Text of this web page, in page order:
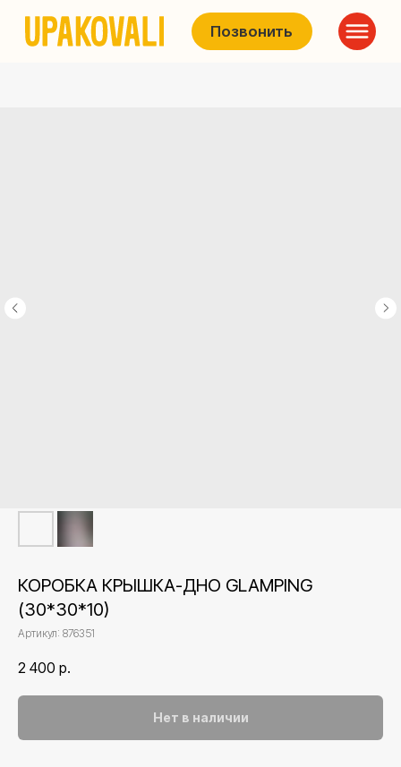
Позвонить
КОРОБКА КРЫШКА-ДНО GLAMPING
(30*30*10)
Артикул: 876351
2 400 р.
Нет в наличии